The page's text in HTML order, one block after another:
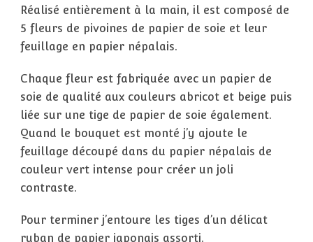
Réalisé entièrement à la main, il est composé de
5 fleurs de pivoines de papier de soie et leur
feuillage en papier népalais.
Chaque fleur est fabriquée avec un papier de
soie de qualité aux couleurs abricot et beige puis
liée sur une tige de papier de soie également.
Quand le bouquet est monté j’y ajoute le
feuillage découpé dans du papier népalais de
couleur vert intense pour créer un joli
contraste.
Pour terminer j’entoure les tiges d’un délicat
ruban de papier japonais assorti.